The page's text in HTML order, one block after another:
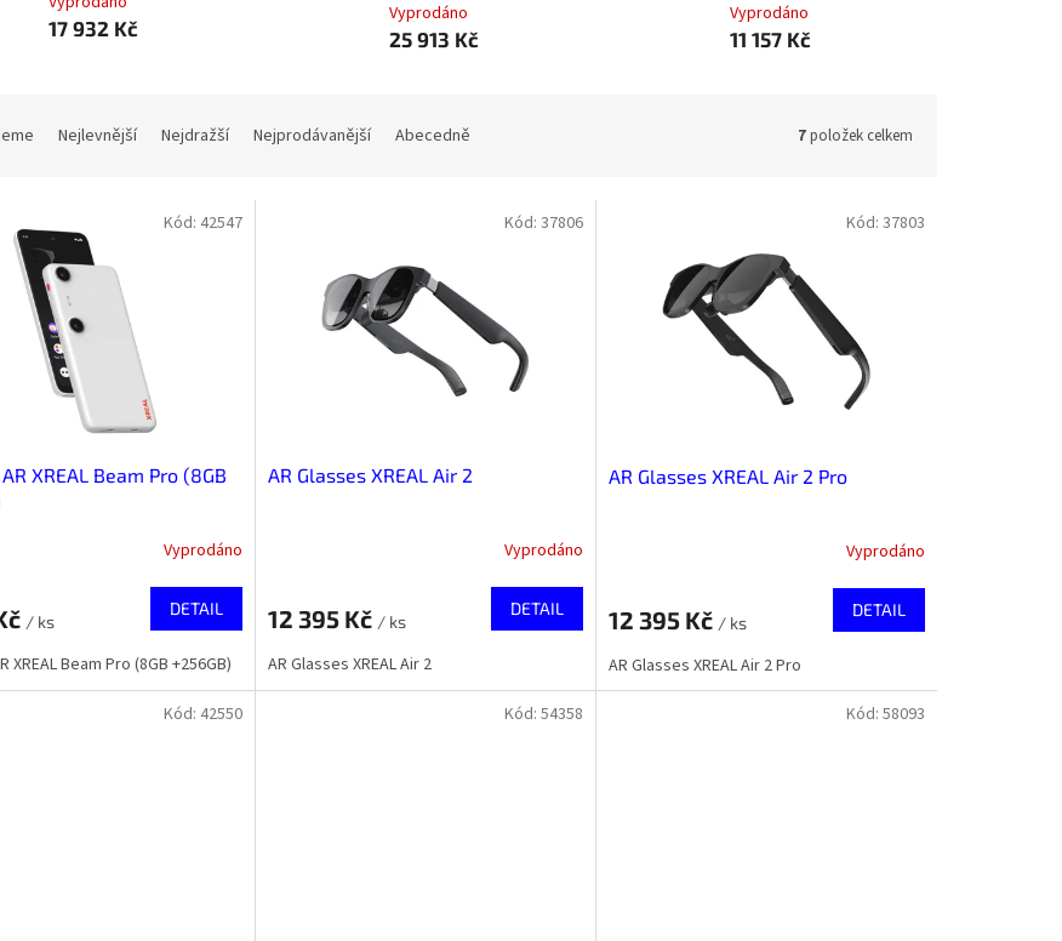
17 932 Kč
Vyprodáno
25 913 Kč
Vyprodáno
11 157 Kč
Nejlevnější Nejdražší Nejprodávanější Abecedně 7položek celkem
XREAL Beam Pro (8GB
Vyprodáno
/ ks
DETAIL
XREAL Beam Pro (8GB +256GB)
Kód: 42547
AR Glasses XREAL Air 2
Vyprodáno
12 395 Kč / ks
DETAIL
AR Glasses XREAL Air 2
Kód: 37806
AR Glasses XREAL Air 2 Pro
Vyprodáno
12 395 Kč / ks
DETAIL
AR Glasses XREAL Air 2 Pro
Kód: 37803
Kód: 42550 Kód: 54358 Kód: 58093